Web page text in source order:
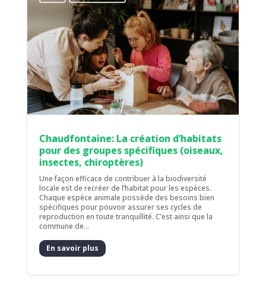
Chaudfontaine: La création d’habitats
pour des groupes spécifiques (oiseaux,
insectes, chiroptères)
Une façon efficace de contribuer à la biodiversité
locale est de recréer de l’habitat pour les espèces.
Chaque espèce animale possède des besoins bien
spécifiques pour pouvoir assurer ses cycles de
reproduction en toute tranquillité. C’est ainsi que la
commune de...
En savoir plus